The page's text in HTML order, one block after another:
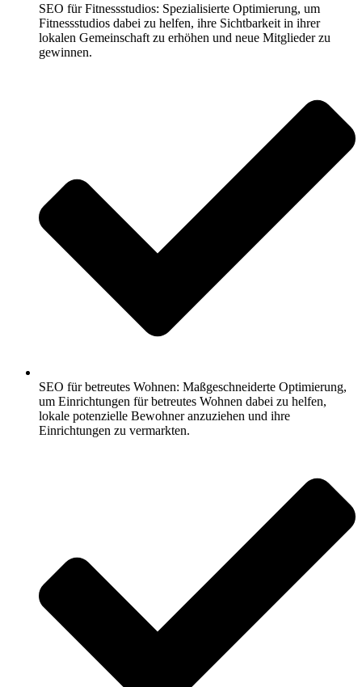
SEO für Fitnessstudios: Spezialisierte Optimierung, um
Fitnessstudios dabei zu helfen, ihre Sichtbarkeit in ihrer
lokalen Gemeinschaft zu erhöhen und neue Mitglieder zu
gewinnen.
SEO für betreutes Wohnen: Maßgeschneiderte Optimierung,
um Einrichtungen für betreutes Wohnen dabei zu helfen,
lokale potenzielle Bewohner anzuziehen und ihre
Einrichtungen zu vermarkten.